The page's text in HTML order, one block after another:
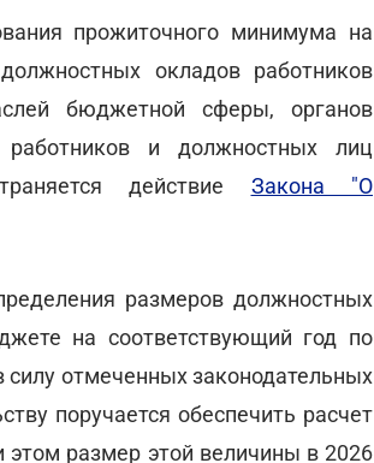
прожиточного минимума на
окладов работников
бюджетной сферы, органов
работников и должностных лиц
действие Закона "О
размеров должностных
на соответствующий год по
отмеченных законодательных
поручается обеспечить расчет
размер этой величины в 2026